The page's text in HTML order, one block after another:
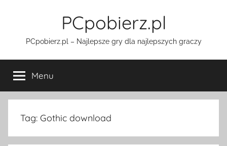
PCpobierz.pl
PCpobierz.pl – Najlepsze gry dla najlepszych graczy
Menu
Tag: Gothic download